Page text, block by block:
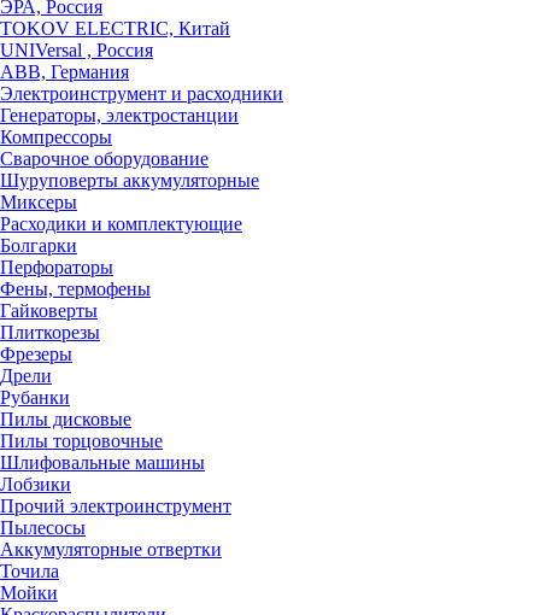
ЭРА, Россия
TOKOV ELECTRIC, Китай
UNIVersal , Россия
ABB, Германия
Электроинструмент и расходники
Генераторы, электростанции
Компрессоры
Сварочное оборудование
Шуруповерты аккумуляторные
Миксеры
Расходики и комплектующие
Болгарки
Перфораторы
Фены, термофены
Гайковерты
Плиткорезы
Фрезеры
Дрели
Рубанки
Пилы дисковые
Пилы торцовочные
Шлифовальные машины
Лобзики
Прочий электроинструмент
Пылесосы
Аккумуляторные отвертки
Точила
Мойки